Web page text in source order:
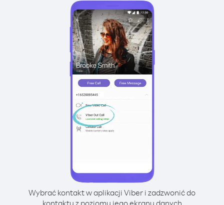
Wybrać kontakt w aplikacji Viber i zadzwonić do
kontaktu z poziomu jego ekranu danych